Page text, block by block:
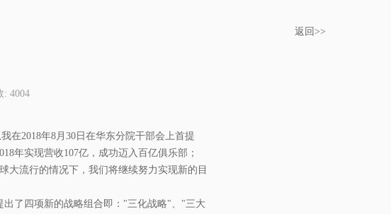
返回>>
: 4004
在2018年8月30日在华东分院干部会上首提
年实现营收107亿，成功迈入百亿俱乐部；
大流行的情况下，我们将继续努力实现新的目
出了四项新的战略组合即："三化战略"、"三大